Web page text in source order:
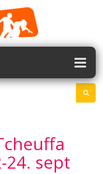
24. sept